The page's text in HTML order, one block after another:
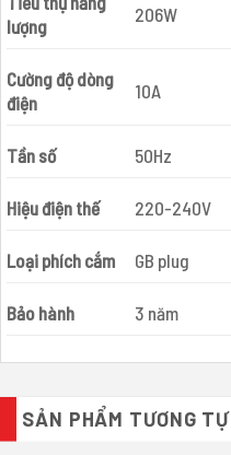
lượng
206W
Cường độ dòng
điện
10A
Tần số 50Hz
Hiệu điện thế 220-240V
Loại phích cắm GB plug
Bảo hành 3 năm
SẢN PHẨM TƯƠNG TỰ